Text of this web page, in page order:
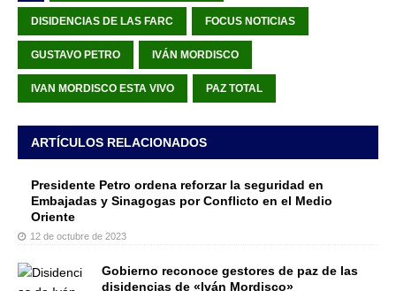
DISIDENCIAS DE LAS FARC FOCUS NOTICIAS
GUSTAVO PETRO IVÁN MORDISCO
IVAN MORDISCO ESTA VIVO PAZ TOTAL
ARTÍCULOS RELACIONADOS
Presidente Petro ordena reforzar la seguridad en
Embajadas y Sinagogas por Conflicto en el Medio
Oriente
12 de octubre de 2023
Gobierno reconoce gestores de paz de las
disidencias de «Iván Mordisco»